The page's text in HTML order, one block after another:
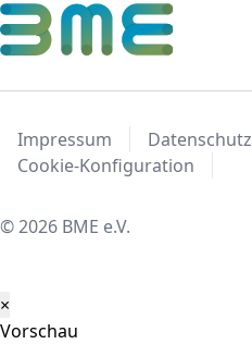
Impressum Datenschutz
Cookie-Konfiguration
© 2026 BME e.V.
×
Vorschau